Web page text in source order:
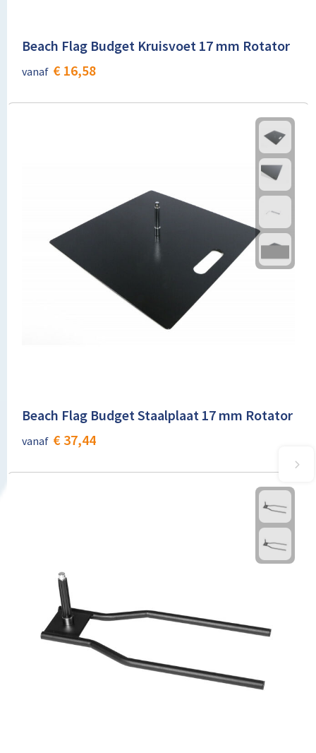
Beach Flag Budget Kruisvoet 17 mm Rotator
vanaf € 16,58
Beach Flag Budget Staalplaat 17 mm Rotator
vanaf € 37,44